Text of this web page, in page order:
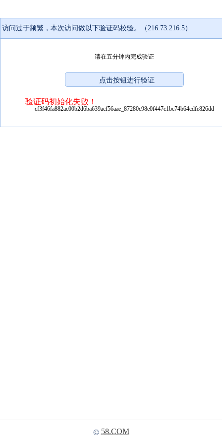
访问过于频繁，本次访问做以下验证码校验。（216.73.216.5）
请在五分钟内完成验证
验证码初始化失败！
cf3f46fa882ac00b2d6ba639acf56aae_87280c98e0f447c1bc74b64cdfe826dd
© 58.COM